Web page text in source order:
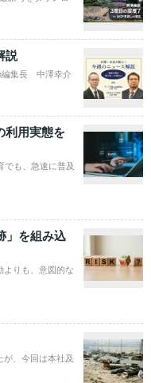
説
編集長 中澤幸介
利用実態を
でも、急速に普及
」を組み込
よりも、意図的な
、今回は本社及